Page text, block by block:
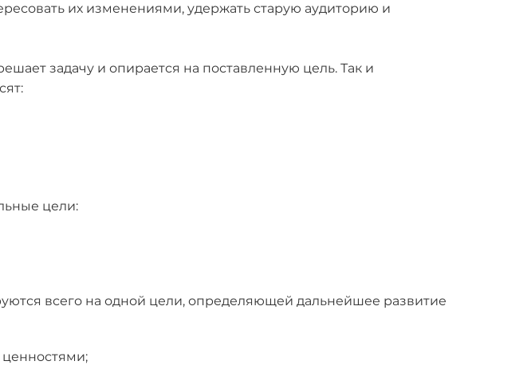
их изменениями, удержать старую аудиторию и
задачу и опирается на поставленную цель. Так и
цели:
всего на одной цели, определяющей дальнейшее развитие